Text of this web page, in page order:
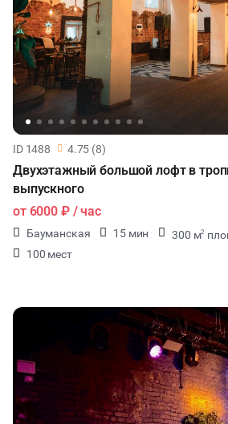
НОВЫЙ ГОД
МАСТЕР-КЛАСС
СЕМИНАРЫ
ТАНЦЫ
ВЫСТАВКИ
КАСТИНГИ
НАСТОЛЬНЫЕ ИГРЫ
РЕПЕТИЦИИ
КУЛИНАРНЫЙ МАСТЕР-КЛАСС
ID 1488 4.75 (8)
Двухэтажный большой лофт в
выпускного
от 6000 ₽/ час
Бауманская 15 мин 300 м2
100 мест